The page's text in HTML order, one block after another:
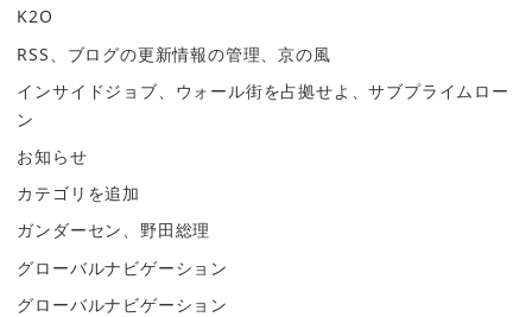
K2O
RSS、ブログの更新情報の管理、京の風
インサイドジョブ、ウォール街を占拠せよ、サブプライムロー
ン
お知らせ
カテゴリを追加
ガンダーセン、野田総理
グローバルナビゲーション
グローバルナビゲーション